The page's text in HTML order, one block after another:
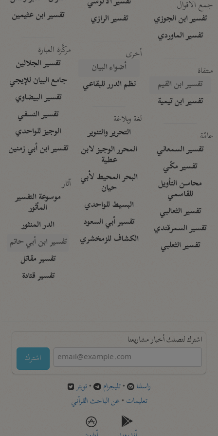
جمع الأقوال
تفسير ابن الجوزي
تفسير الماوردي
منتقاة
تفسير ابن القيم
تفسير ابن تيمية
عامّة
تفسير السمعاني
تفسير مكّي
محاسن التأويل
للقاسمي
تفسير الثعالبي
تفسير السمرقندي
تفسير الثعلبي
تفسير الرازي
أخرى
أضواء البيان
نظم الدرر للبقاعي
لغة وبلاغة
التحرير والتنوير
المحرر الوجيز لابن
عطية
البحر المحيط لأبي
حيان
البسيط للواحدي
تفسير أبي السعود
الكشاف للزمخشري
تفسير ابن عثيمين
مركَّزة العبارة
تفسير الجلالين
جامع البيان للإيجي
تفسير البيضاوي
تفسير النسفي
الوجيز للواحدي
تفسير ابن أبي زمنين
آثار
موسوعة التفسير
المأثور
الدر المنثور
تفسير ابن أبي حاتم
تفسير مقاتل
تفسير قتادة
اشترك لتصلك أخبار مشاريعنا
اشترك
راسلنا •تليجرام •تويتر
تعليمات •عن الباحث القرآني